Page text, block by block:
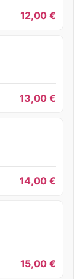
12,00 €
13,00 €
14,00 €
15,00 €